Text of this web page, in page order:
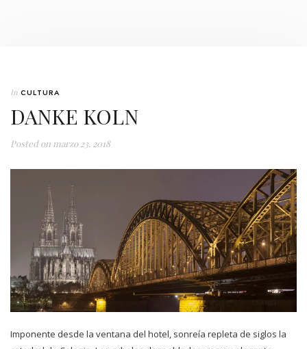
In CULTURA
DANKE KOLN
Posted on marzo 23, 2018
Imponente desde la ventana del hotel, sonreía repleta de siglos la